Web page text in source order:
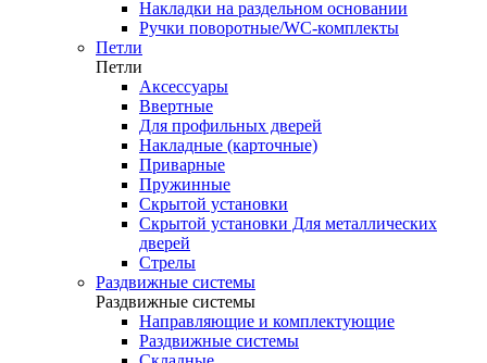
Накладки на раздельном основании
Ручки поворотные/WC-комплекты
Петли
Петли
Аксессуары
Ввертные
Для профильных дверей
Накладные (карточные)
Приварные
Пружинные
Скрытой установки
Скрытой установки Для металлических
дверей
Стрелы
Раздвижные системы
Раздвижные системы
Направляющие и комплектующие
Раздвижные системы